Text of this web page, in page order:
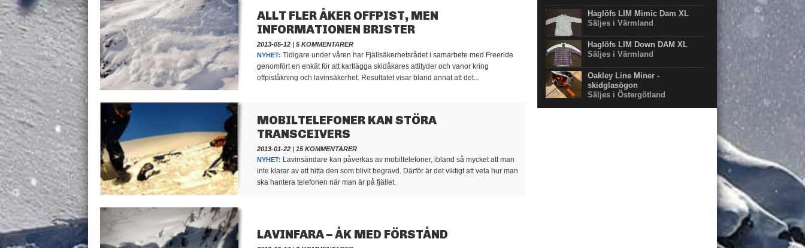
ALLT FLER ÅKER OFFPIST, MEN
INFORMATIONEN BRISTER
2013-05-12 | 5 KOMMENTARER
NYHET: Tidigare under våren har Fjällsäkerhetsrådet i samarbete med Freeride
genomfört en enkät för att kartlägga skidåkares attityder och vanor kring
offpiståkning och lavinsäkerhet. Resultatet visar bland annat att det...
MOBILTELEFONER KAN STÖRA
TRANSCEIVERS
2013-01-22 | 15 KOMMENTARER
NYHET: Lavinsändare kan påverkas av mobiltelefoner, ibland så mycket att man
inte klarar av att hitta den som blivit begravd. Därför är det viktigt att veta hur man
ska hantera telefonen när man är på fjället.
LAVINFARA – ÅK MED FÖRSTÅND
Haglöfs LIM Mimic Dam XL
Säljes i Värmland
Haglöfs LIM Down DAM XL
Säljes i Värmland
Oakley Line Miner -
skidglasögon
Säljes i Östergötland